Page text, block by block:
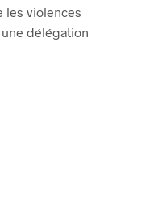
les violences
délégation